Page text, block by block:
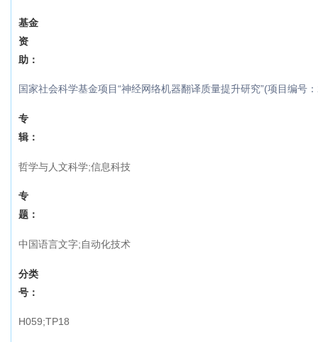
基金
资
助：
国家社会科学基金项目“神经网络机器翻译质量提升研究”(项目编号
专
辑：
哲学与人文科学;信息科技
专
题：
中国语言文字;自动化技术
分类
号：
H059;TP18